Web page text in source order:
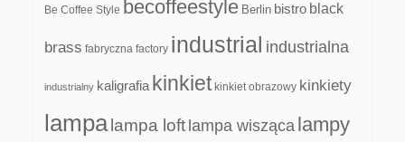
Be Coffee Style becoffeestyle Berlin bistro black
brass fabryczna factory industrial industrialna
industrialny kaligrafia kinkiet kinkiet obrazowy kinkiety
lampa lampa loft lampa wisząca lampy